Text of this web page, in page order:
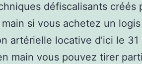
défiscalisants créés
si vous achetez un
artérielle locative d’ici le 31
main vous pouvez tirer parti